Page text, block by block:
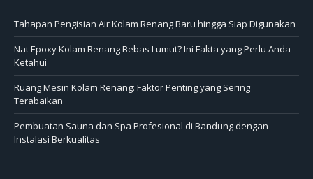
Tahapan Pengisian Air Kolam Renang Baru hingga Siap Digunakan
Nat Epoxy Kolam Renang Bebas Lumut? Ini Fakta yang Perlu Anda
Ketahui
Ruang Mesin Kolam Renang: Faktor Penting yang Sering
Terabaikan
Pembuatan Sauna dan Spa Profesional di Bandung dengan
Instalasi Berkualitas